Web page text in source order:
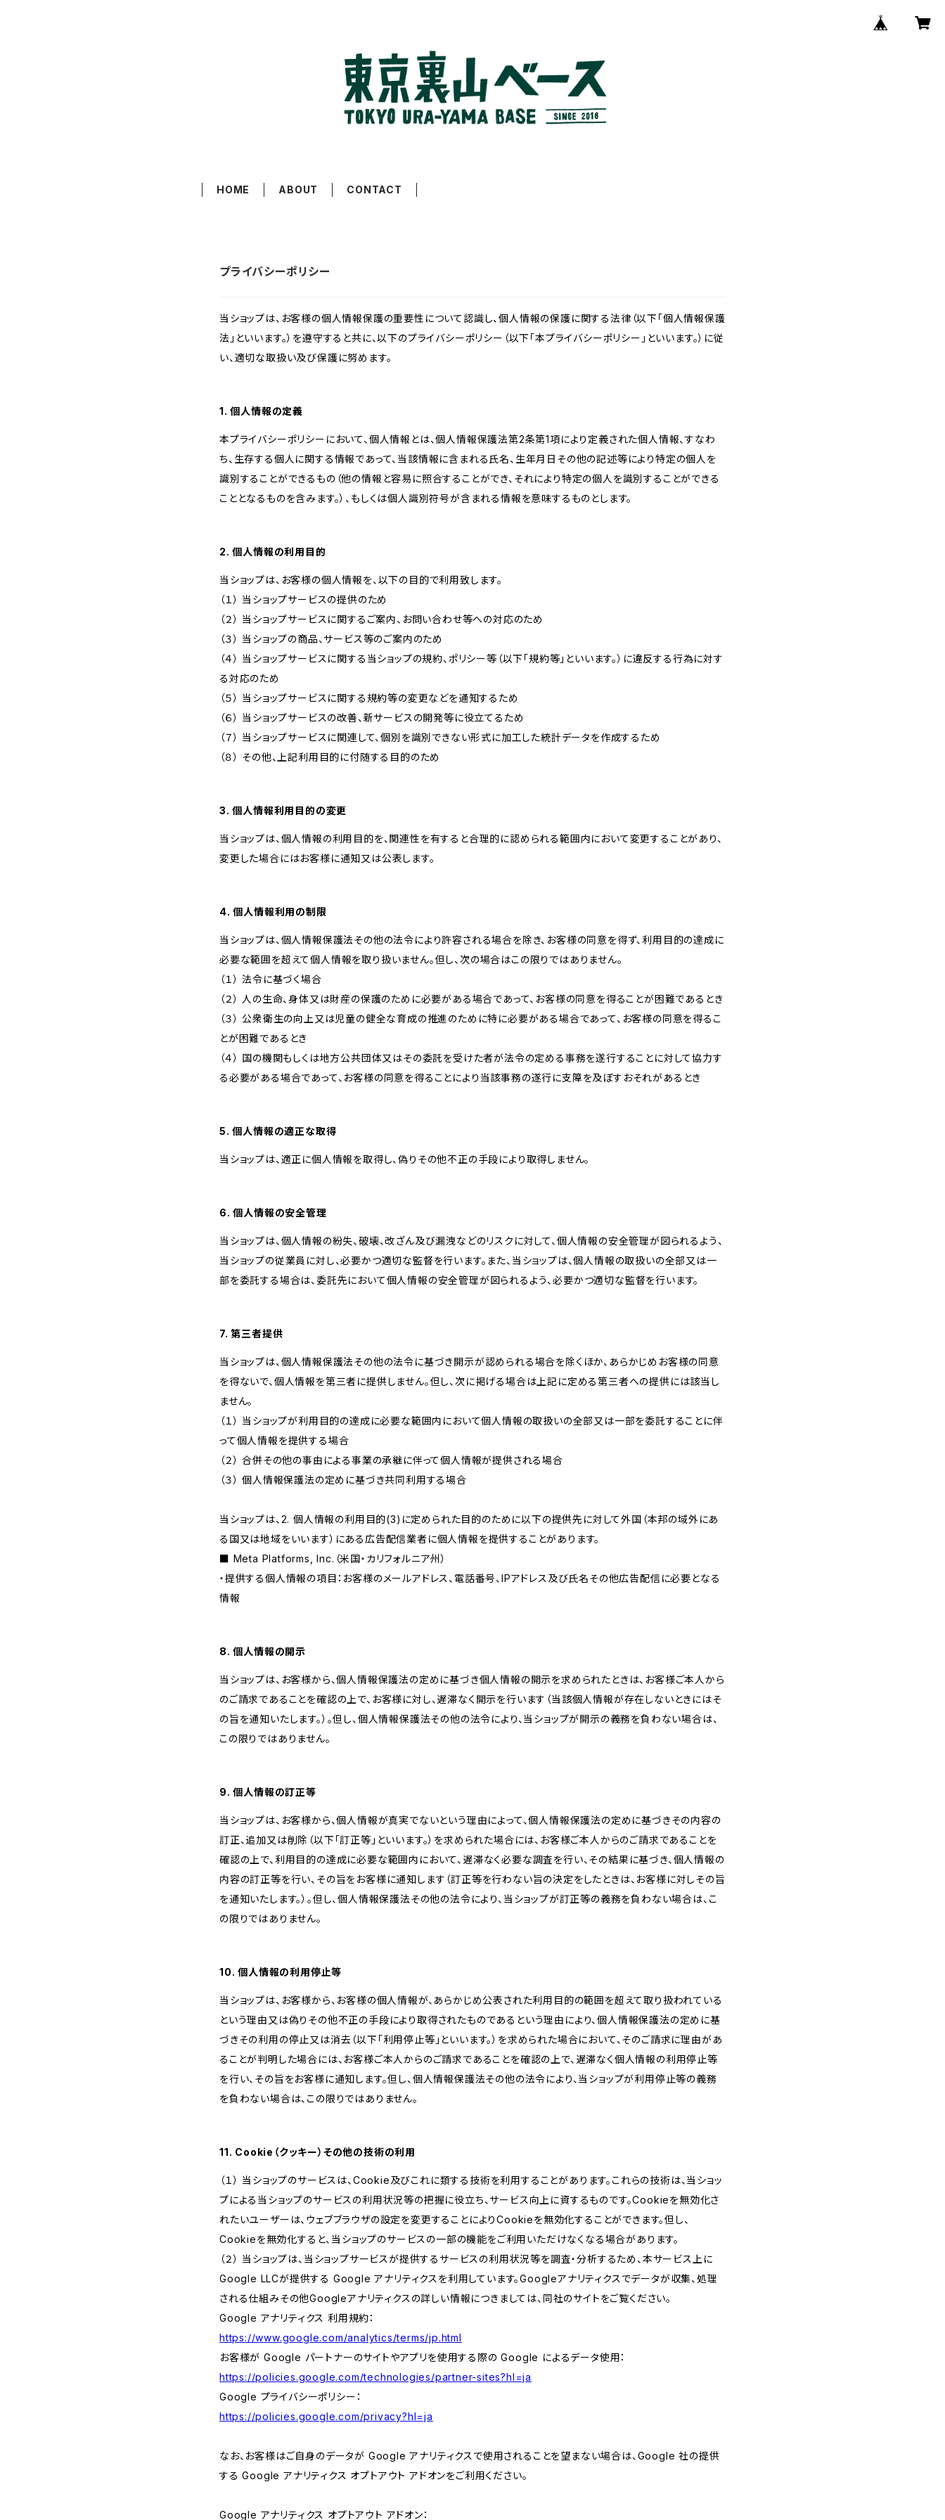
HOME ABOUT CONTACT
プライバシーポリシー
当ショップは、お客様の個人情報保護の重要性について認識し、個人情報の保護に関する法律（以下「個人情報保護
法」といいます。）を遵守すると共に、以下のプライバシーポリシー（以下「本プライバシーポリシー」といいます。）に従
い、適切な取扱い及び保護に努めます。
1. 個人情報の定義
本プライバシーポリシーにおいて、個人情報とは、個人情報保護法第2条第1項により定義された個人情報、すなわ
ち、生存する個人に関する情報であって、当該情報に含まれる氏名、生年月日その他の記述等により特定の個人を
識別することができるもの（他の情報と容易に照合することができ、それにより特定の個人を識別することができる
こととなるものを含みます。）、もしくは個人識別符号が含まれる情報を意味するものとします。
2. 個人情報の利用目的
当ショップは、お客様の個人情報を、以下の目的で利用致します。
（１） 当ショップサービスの提供のため
（２） 当ショップサービスに関するご案内、お問い合わせ等への対応のため
（３） 当ショップの商品、サービス等のご案内のため
（４） 当ショップサービスに関する当ショップの規約、ポリシー等（以下「規約等」といいます。）に違反する行為に対す
る対応のため
（５） 当ショップサービスに関する規約等の変更などを通知するため
（６） 当ショップサービスの改善、新サービスの開発等に役立てるため
（７） 当ショップサービスに関連して、個別を識別できない形式に加工した統計データを作成するため
（８） その他、上記利用目的に付随する目的のため
3. 個人情報利用目的の変更
当ショップは、個人情報の利用目的を、関連性を有すると合理的に認められる範囲内において変更することがあり、
変更した場合にはお客様に通知又は公表します。
4. 個人情報利用の制限
当ショップは、個人情報保護法その他の法令により許容される場合を除き、お客様の同意を得ず、利用目的の達成に
必要な範囲を超えて個人情報を取り扱いません。但し、次の場合はこの限りではありません。
（１） 法令に基づく場合
（２） 人の生命、身体又は財産の保護のために必要がある場合であって、お客様の同意を得ることが困難であるとき
（３） 公衆衛生の向上又は児童の健全な育成の推進のために特に必要がある場合であって、お客様の同意を得るこ
とが困難であるとき
（４） 国の機関もしくは地方公共団体又はその委託を受けた者が法令の定める事務を遂行することに対して協力す
る必要がある場合であって、お客様の同意を得ることにより当該事務の遂行に支障を及ぼすおそれがあるとき
5. 個人情報の適正な取得
当ショップは、適正に個人情報を取得し、偽りその他不正の手段により取得しません。
6. 個人情報の安全管理
当ショップは、個人情報の紛失、破壊、改ざん及び漏洩などのリスクに対して、個人情報の安全管理が図られるよう、
当ショップの従業員に対し、必要かつ適切な監督を行います。また、当ショップは、個人情報の取扱いの全部又は一
部を委託する場合は、委託先において個人情報の安全管理が図られるよう、必要かつ適切な監督を行います。
7. 第三者提供
当ショップは、個人情報保護法その他の法令に基づき開示が認められる場合を除くほか、あらかじめお客様の同意
を得ないで、個人情報を第三者に提供しません。但し、次に掲げる場合は上記に定める第三者への提供には該当し
ません。
（１） 当ショップが利用目的の達成に必要な範囲内において個人情報の取扱いの全部又は一部を委託することに伴
って個人情報を提供する場合
（２） 合併その他の事由による事業の承継に伴って個人情報が提供される場合
（３） 個人情報保護法の定めに基づき共同利用する場合
当ショップは、2. 個人情報の利用目的(3)に定められた目的のために以下の提供先に対して外国（本邦の域外にあ
る国又は地域をいいます）にある広告配信業者に個人情報を提供することがあります。
■ Meta Platforms, Inc.（米国・カリフォルニア州）
・提供する個人情報の項目：お客様のメールアドレス、電話番号、IPアドレス及び氏名その他広告配信に必要となる
情報
8. 個人情報の開示
当ショップは、お客様から、個人情報保護法の定めに基づき個人情報の開示を求められたときは、お客様ご本人から
のご請求であることを確認の上で、お客様に対し、遅滞なく開示を行います（当該個人情報が存在しないときにはそ
の旨を通知いたします。）。但し、個人情報保護法その他の法令により、当ショップが開示の義務を負わない場合は、
この限りではありません。
9. 個人情報の訂正等
当ショップは、お客様から、個人情報が真実でないという理由によって、個人情報保護法の定めに基づきその内容の
訂正、追加又は削除（以下「訂正等」といいます。）を求められた場合には、お客様ご本人からのご請求であることを
確認の上で、利用目的の達成に必要な範囲内において、遅滞なく必要な調査を行い、その結果に基づき、個人情報の
内容の訂正等を行い、その旨をお客様に通知します（訂正等を行わない旨の決定をしたときは、お客様に対しその旨
を通知いたします。）。但し、個人情報保護法その他の法令により、当ショップが訂正等の義務を負わない場合は、こ
の限りではありません。
10. 個人情報の利用停止等
当ショップは、お客様から、お客様の個人情報が、あらかじめ公表された利用目的の範囲を超えて取り扱われている
という理由又は偽りその他不正の手段により取得されたものであるという理由により、個人情報保護法の定めに基
づきその利用の停止又は消去（以下「利用停止等」といいます。）を求められた場合において、そのご請求に理由があ
ることが判明した場合には、お客様ご本人からのご請求であることを確認の上で、遅滞なく個人情報の利用停止等
を行い、その旨をお客様に通知します。但し、個人情報保護法その他の法令により、当ショップが利用停止等の義務
を負わない場合は、この限りではありません。
11. Cookie（クッキー）その他の技術の利用
（１） 当ショップのサービスは、Cookie及びこれに類する技術を利用することがあります。これらの技術は、当ショッ
プによる当ショップのサービスの利用状況等の把握に役立ち、サービス向上に資するものです。Cookieを無効化さ
れたいユーザーは、ウェブブラウザの設定を変更することによりCookieを無効化することができます。但し、
Cookieを無効化すると、当ショップのサービスの一部の機能をご利用いただけなくなる場合があります。
（２） 当ショップは、当ショップサービスが提供するサービスの利用状況等を調査・分析するため、本サービス上に
Google LLCが提供する Google アナリティクスを利用しています。Googleアナリティクスでデータが収集、処理
される仕組みその他Googleアナリティクスの詳しい情報につきましては、同社のサイトをご覧ください。
Google アナリティクス 利用規約：
https://www.google.com/analytics/terms/jp.html
お客様が Google パートナーのサイトやアプリを使用する際の Google によるデータ使用：
https://policies.google.com/technologies/partner-sites?hl=ja
Google プライバシーポリシー：
https://policies.google.com/privacy?hl=ja
なお、お客様はご自身のデータが Google アナリティクスで使用されることを望まない場合は、Google 社の提供
する Google アナリティクス オプトアウト アドオンをご利用ください。
Google アナリティクス オプトアウト アドオン：